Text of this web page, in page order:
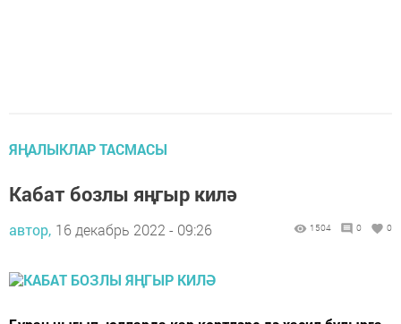
ЯҢАЛЫКЛАР ТАСМАСЫ
Кабат бозлы яңгыр килә
автор, 16 декабрь 2022 - 09:26 1504 0 0